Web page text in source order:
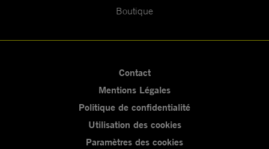
Boutique
Contact
Mentions Légales
Politique de confidentialité
Utilisation des cookies
Paramètres des cookies